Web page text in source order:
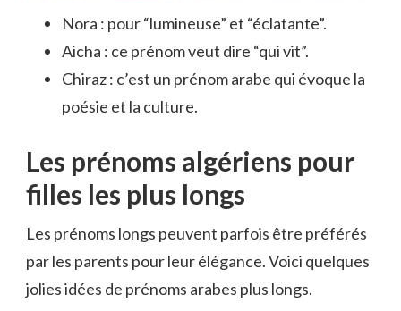
Nora : pour “lumineuse” et “éclatante”.
Aicha : ce prénom veut dire “qui vit”.
Chiraz : c’est un prénom arabe qui évoque la
poésie et la culture.
Les prénoms algériens pour
filles les plus longs
Les prénoms longs peuvent parfois être préférés
par les parents pour leur élégance. Voici quelques
jolies idées de prénoms arabes plus longs.